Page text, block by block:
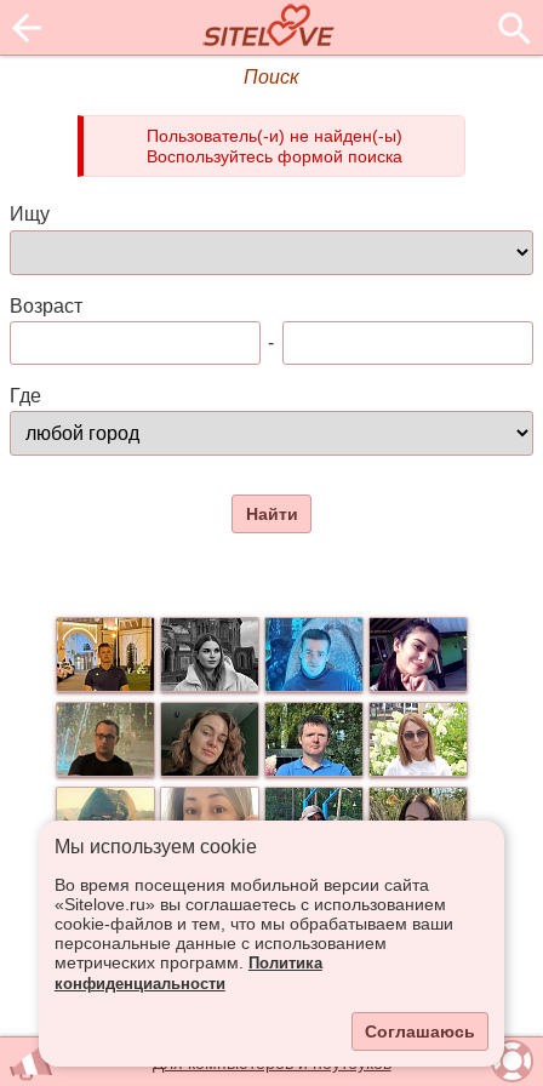
Поиск
Пользователь(-и) не найден(-ы)
Воспользуйтесь формой поиска
Ищу
Возраст
-
Где
Найти
Мы используем сookie
Во время посещения мобильной версии сайта
«Sitelove.ru» вы соглашаетесь с использованием
cookie-файлов и тем, что мы обрабатываем ваши
персональные данные с использованием
метрических программ.
Политика
конфиденциальности
Соглашаюсь
Для компьютеров и ноутбуков